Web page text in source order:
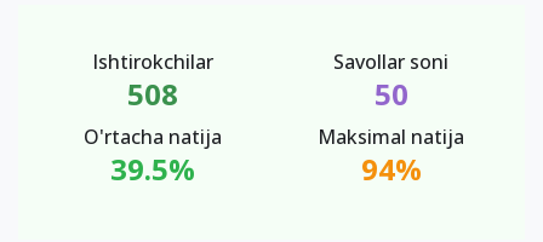
Ishtirokchilar
508
Savollar soni
50
O'rtacha natija
39.5%
Maksimal natija
94%